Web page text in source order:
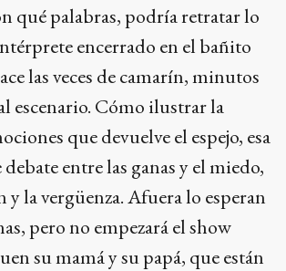
qué palabras, podría retratar lo
encerrado en el bañito
las veces de camarín, minutos
escenario. Cómo ilustrar la
que devuelve el espejo, esa
entre las ganas y el miedo,
y la vergüenza. Afuera lo esperan
pero no empezará el show
su mamá y su papá, que están